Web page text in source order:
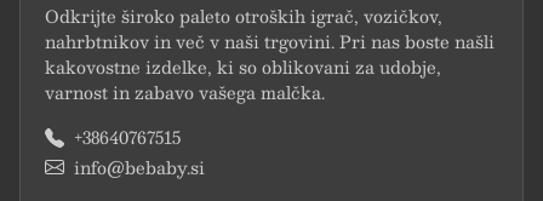
Odkrijte široko paleto otroških igrač, vozičkov,
nahrbtnikov in več v naši trgovini. Pri nas boste našli
kakovostne izdelke, ki so oblikovani za udobje,
varnost in zabavo vašega malčka.
+38640767515
info@bebaby.si